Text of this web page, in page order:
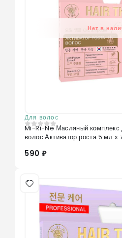
Нет в
Для волос
0из 5
Mi-Ri-Ne Масляный комплекс
волос Активатор роста 5 мл х
590 ₽